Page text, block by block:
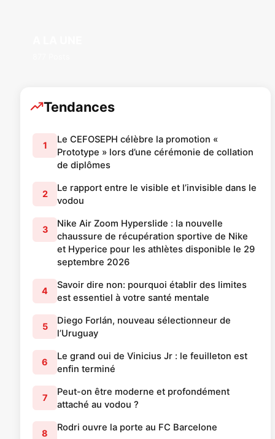
Tendances
1
Le CEFOSEPH célèbre la promotion «
Prototype » lors d’une cérémonie de collation
de diplômes
2
Le rapport entre le visible et l’invisible dans le
vodou
3
Nike Air Zoom Hyperslide : la nouvelle
chaussure de récupération sportive de Nike
et Hyperice pour les athlètes disponible le 29
septembre 2026
4
Savoir dire non: pourquoi établir des limites
est essentiel à votre santé mentale
5
Diego Forlán, nouveau sélectionneur de
l’Uruguay
6
Le grand oui de Vinicius Jr : le feuilleton est
enfin terminé
7
Peut-on être moderne et profondément
attaché au vodou ?
8
Rodri ouvre la porte au FC Barcelone